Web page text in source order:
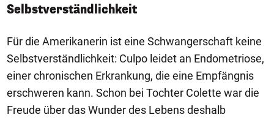
Selbstverständlichkeit
Für die Amerikanerin ist eine Schwangerschaft keine
Selbstverständlichkeit: Culpo leidet an Endometriose,
einer chronischen Erkrankung, die eine Empfängnis
erschweren kann. Schon bei Tochter Colette war die
Freude über das Wunder des Lebens deshalb